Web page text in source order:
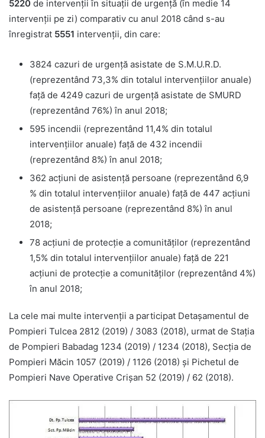
5220 de intervenţii în situaţii de urgenţă (în medie 14
intervenţii pe zi) comparativ cu anul 2018 când s-au
înregistrat 5551 intervenţii, din care:
3824 cazuri de urgenţă asistate de S.M.U.R.D.
(reprezentând 73,3% din totalul intervenţiilor anuale)
faţă de 4249 cazuri de urgenţă asistate de SMURD
(reprezentând 76%) în anul 2018;
595 incendii (reprezentând 11,4% din totalul
intervenţiilor anuale) faţă de 432 incendii
(reprezentând 8%) în anul 2018;
362 acţiuni de asistenţă persoane (reprezentând 6,9
% din totalul intervenţiilor anuale) faţă de 447 acţiuni
de asistenţă persoane (reprezentând 8%) în anul
2018;
78 acţiuni de protecţie a comunităţilor (reprezentând
1,5% din totalul intervenţiilor anuale) faţă de 221
acţiuni de protecţie a comunităţilor (reprezentând 4%)
în anul 2018;
La cele mai multe intervenții a participat Detaşamentul de
Pompieri Tulcea 2812 (2019) / 3083 (2018), urmat de Staţia
de Pompieri Babadag 1234 (2019) / 1234 (2018), Secţia de
Pompieri Măcin 1057 (2019) / 1126 (2018) și Pichetul de
Pompieri Nave Operative Crişan 52 (2019) / 62 (2018).